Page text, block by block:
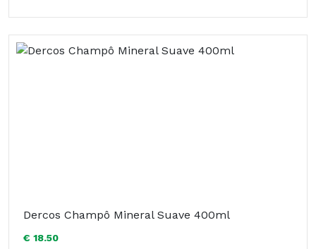
Dercos Champô Mineral Suave 400ml
€ 18.50